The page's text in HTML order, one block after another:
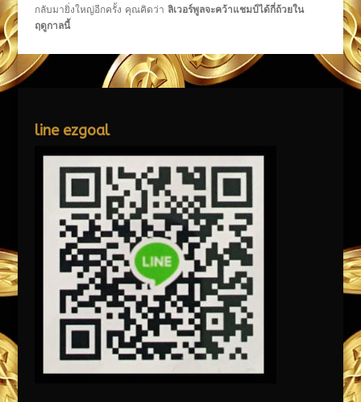
กลับมายิ่งใหญ่อีกครั้ง คุณคิดว่า ลิเวอร์พูลจะคว้าแชมป์ได้กี่ถ้วยใน
ฤดูกาลนี้
line ezgoal